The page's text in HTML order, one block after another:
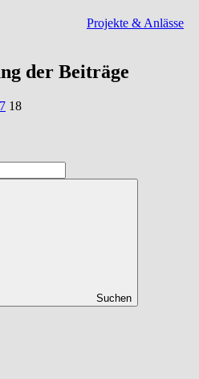
Projekte & Anlässe
der Beiträge
18
Suchen